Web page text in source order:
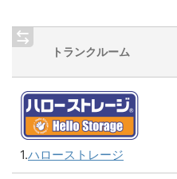
トランクルーム
1.ハローストレージ